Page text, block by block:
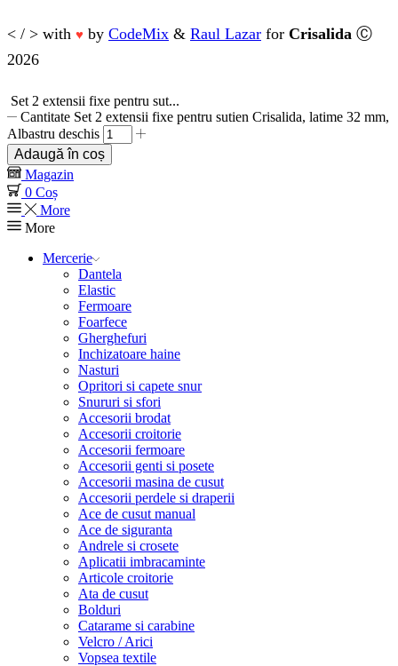
< / > with ♥ by CodeMix & Raul Lazar for Crisalida Ⓒ
2026
Set 2 extensii fixe pentru sut...
Cantitate Set 2 extensii fixe pentru sutien Crisalida, latime 32 mm,
Albastru deschis
Adaugă în coș
Magazin
0 Coș
More
More
Mercerie
Dantela
Elastic
Fermoare
Foarfece
Gherghefuri
Inchizatoare haine
Nasturi
Opritori si capete snur
Snururi si sfori
Accesorii brodat
Accesorii croitorie
Accesorii fermoare
Accesorii genti si posete
Accesorii masina de cusut
Accesorii perdele si draperii
Ace de cusut manual
Ace de siguranta
Andrele si crosete
Aplicatii imbracaminte
Articole croitorie
Ata de cusut
Bolduri
Catarame si carabine
Velcro / Arici
Vopsea textile